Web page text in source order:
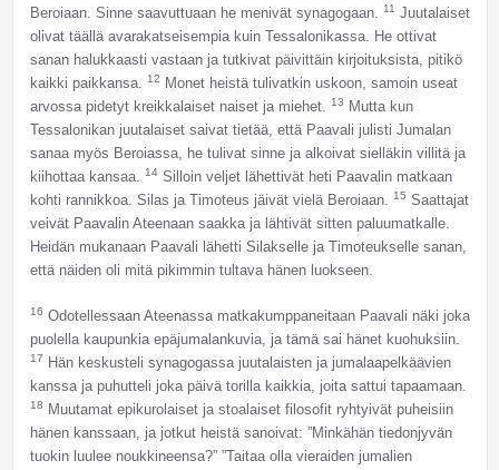
Beroiaan. Sinne saavuttuaan he menivät synagogaan. 11 Juutalaiset
olivat täällä avarakatseisempia kuin Tessalonikassa. He ottivat
sanan halukkaasti vastaan ja tutkivat päivittäin kirjoituksista, pitikö
kaikki paikkansa. 12
Monet heistä tulivatkin uskoon, samoin useat
arvossa pidetyt kreikkalaiset naiset ja miehet. 13
Mutta kun
Tessalonikan juutalaiset saivat tietää, että Paavali julisti Jumalan
sanaa myös Beroiassa, he tulivat sinne ja alkoivat sielläkin villitä ja
kiihottaa kansaa. 14Silloin veljet lähettivät heti Paavalin matkaan
kohti rannikkoa. Silas ja Timoteus jäivät vielä Beroiaan. 15 Saattajat
veivät Paavalin Ateenaan saakka ja lähtivät sitten paluumatkalle.
Heidän mukanaan Paavali lähetti Silakselle ja Timoteukselle sanan,
että näiden oli mitä pikimmin tultava hänen luokseen.
16 Odotellessaan Ateenassa matkakumppaneitaan Paavali näki joka
puolella kaupunkia epäjumalankuvia, ja tämä sai hänet kuohuksiin.
17
Hän keskusteli synagogassa juutalaisten ja jumalaapelkäävien
kanssa ja puhutteli joka päivä torilla kaikkia, joita sattui tapaamaan.
18
Muutamat epikurolaiset ja stoalaiset filosofit ryhtyivät puheisiin
hänen kanssaan, ja jotkut heistä sanoivat: ”Minkähän tiedonjyvän
tuokin luulee noukkineensa?” ”Taitaa olla vieraiden jumalien